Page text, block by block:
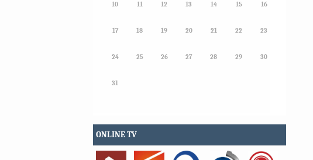
10 11 12 13 14 15 16
17 18 19 20 21 22 23
24 25 26 27 28 29 30
31
ONLINE TV